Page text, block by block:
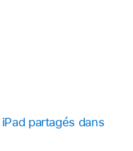
partagés dans